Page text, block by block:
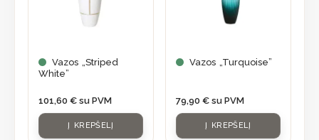
Vazos „Striped
White”
101,60 € su PVM
Į KREPŠELĮ
Vazos „Turquoise”
79,90 € su PVM
Į KREPŠELĮ